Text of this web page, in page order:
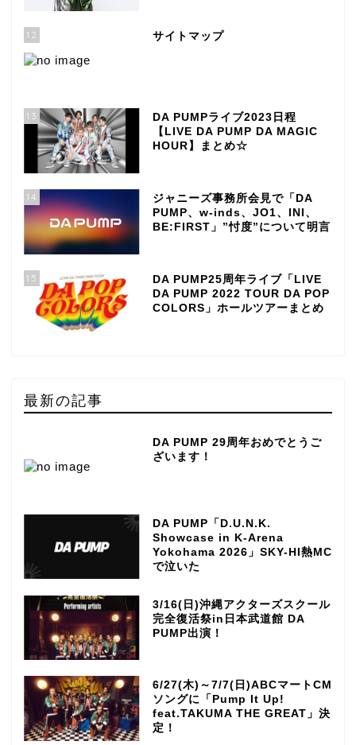
12 サイトマップ
13
DA PUMPライブ2023日程
【LIVE DA PUMP DA MAGIC
HOUR】まとめ☆
14
ジャニーズ事務所会見で「DA
PUMP、w-inds、JO1、INI、
BE:FIRST」”忖度”について明言
15
DA PUMP25周年ライブ「LIVE
DA PUMP 2022 TOUR DA POP
COLORS」ホールツアーまとめ
最新の記事
DA PUMP 29周年おめでとうご
ざいます！
DA PUMP「D.U.N.K.
Showcase in K-Arena
Yokohama 2026」SKY-HI熱MC
で泣いた
3/16(日)沖縄アクターズスクール
完全復活祭in日本武道館 DA
PUMP出演！
6/27(木)～7/7(日)ABCマートCM
ソングに「Pump It Up!
feat.TAKUMA THE GREAT」決
定！